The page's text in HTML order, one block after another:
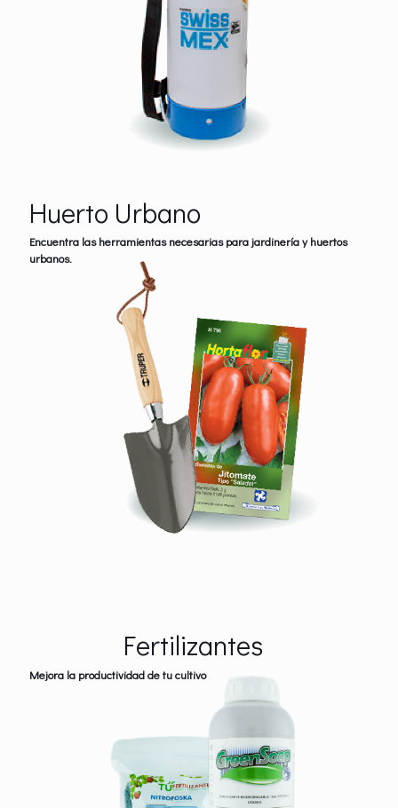
Huerto Urbano
Encuentra las herramientas necesarias para jardinería y huertos
urbanos.
Fertilizantes
Mejora la productividad de tu cultivo